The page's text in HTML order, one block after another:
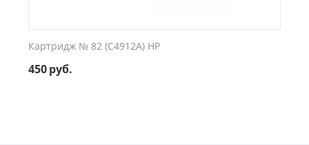
Картридж № 82 (C4912A) HP
450руб.